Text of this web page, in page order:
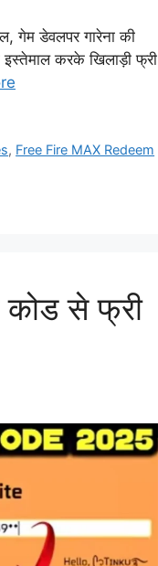
गेम डेवलपर गारेना की
करके खिलाड़ी फ्री
, Free Fire MAX Redeem
से फ्री